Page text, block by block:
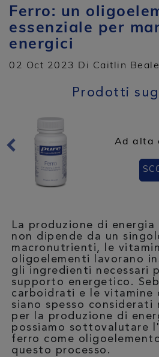
Ferro: un
essenziale per
energici
02 Oct 2023 Di Caitlin
Prodotti
Ad alta
La produzione di energia
non dipende da un
macronutrienti, le
oligoelementi lavorano
gli ingredienti necessari
supporto energetico.
carboidrati e le vitamine
siano spesso considerati
per la produzione di
possiamo sottovalutare
ferro come
questo processo.